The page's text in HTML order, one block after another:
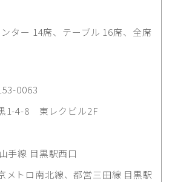
ンター 14席、テーブル 16席、全席
0063
1-4-8 東レクビル2F
手線 目黒駅西口
メトロ南北線、都営三田線 目黒駅